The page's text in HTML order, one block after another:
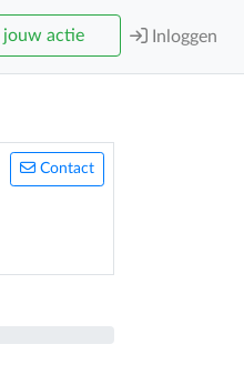
actie Inloggen
Contact